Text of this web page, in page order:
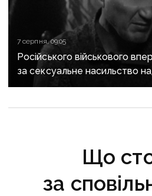
7 серпня, 09:05
Російського військового
за сексуальне насильство
відомо про справу
Що
за